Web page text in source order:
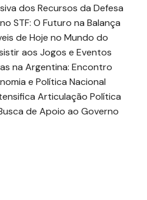
dos Recursos da Defesa
STF: O Futuro na Balança
de Hoje no Mundo do
aos Jogos e Eventos
na Argentina: Encontro
e Política Nacional
Articulação Política
de Apoio ao Governo